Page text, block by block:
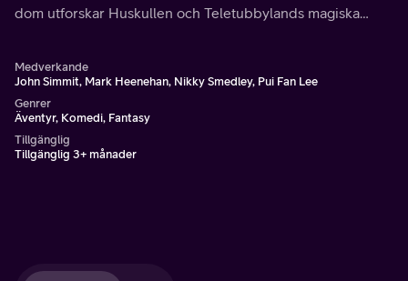
dom utforskar Huskullen och Teletubbylands magiska
Medverkande
John Simmit, Mark Heenehan, Nikky Smedley, Pui Fan Lee
Genrer
Äventyr, Komedi, Fantasy
Tillgänglig
Tillgänglig 3+ månader